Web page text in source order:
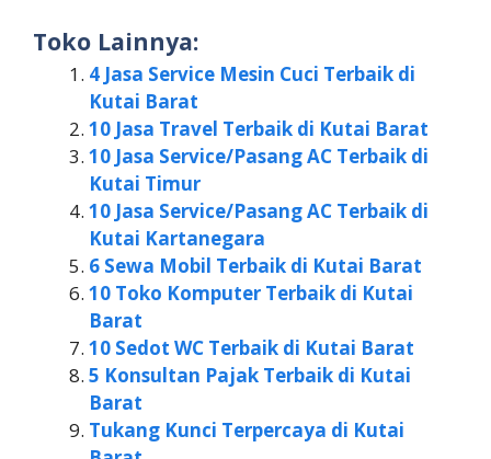
Toko Lainnya:
4 Jasa Service Mesin Cuci Terbaik di
Kutai Barat
10 Jasa Travel Terbaik di Kutai Barat
10 Jasa Service/Pasang AC Terbaik di
Kutai Timur
10 Jasa Service/Pasang AC Terbaik di
Kutai Kartanegara
6 Sewa Mobil Terbaik di Kutai Barat
10 Toko Komputer Terbaik di Kutai
Barat
10 Sedot WC Terbaik di Kutai Barat
5 Konsultan Pajak Terbaik di Kutai
Barat
Tukang Kunci Terpercaya di Kutai